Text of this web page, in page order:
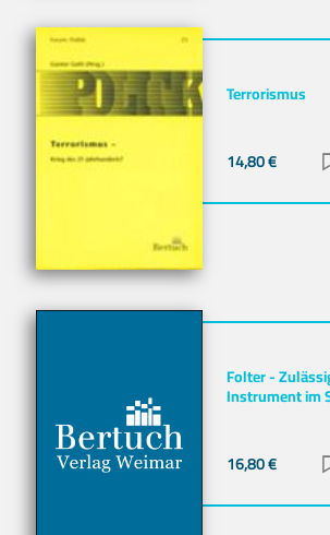
Terrorismus
14,80€
Folter -
Instrument im
16,80€